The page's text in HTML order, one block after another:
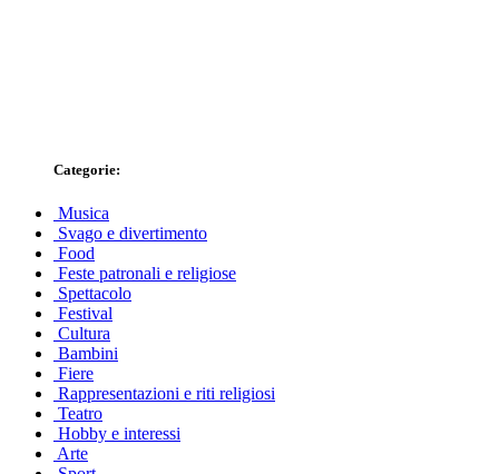
Categorie:
Musica
Svago e divertimento
Food
Feste patronali e religiose
Spettacolo
Festival
Cultura
Bambini
Fiere
Rappresentazioni e riti religiosi
Teatro
Hobby e interessi
Arte